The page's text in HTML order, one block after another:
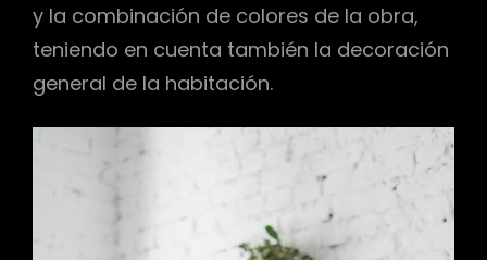
y la combinación de colores de la obra,
teniendo en cuenta también la decoración
general de la habitación.